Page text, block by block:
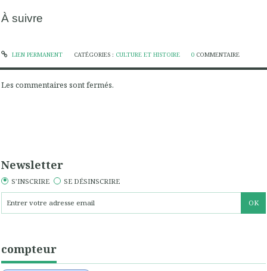
À suivre
LIEN PERMANENT CATÉGORIES : CULTURE ET HISTOIRE 0 COMMENTAIRE
Les commentaires sont fermés.
Newsletter
S'INSCRIRE SE DÉSINSCRIRE
compteur